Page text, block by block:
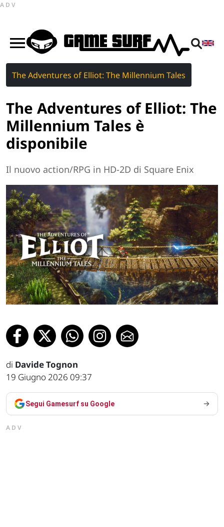
ADV
The Adventures of Elliot: The Millennium Tales
The Adventures of Elliot: The
Millennium Tales è
disponibile
Il nuovo action/RPG in HD-2D di Square Enix
di Davide Tognon
19 Giugno 2026 09:37
Segui Gamesurf su Google
ADV